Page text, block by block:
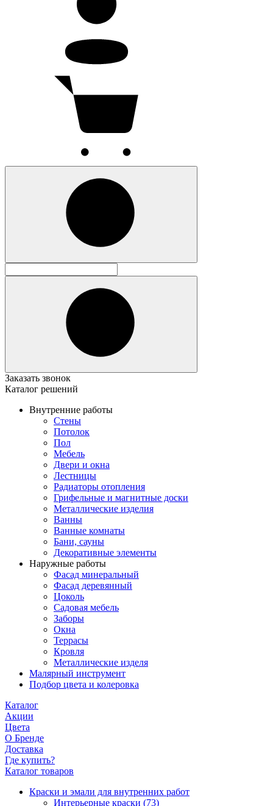
Заказать звонок
Каталог решений
Внутренние работы
Стены
Потолок
Пол
Мебель
Двери и окна
Лестницы
Радиаторы отопления
Грифельные и магнитные доски
Металлические изделия
Ванны
Ванные комнаты
Бани, сауны
Декоративные элементы
Наружные работы
Фасад минеральный
Фасад деревянный
Цоколь
Садовая мебель
Заборы
Окна
Террасы
Кровля
Металлические изделя
Малярный инструмент
Подбор цвета и колеровка
Каталог
Акции
Цвета
О Бренде
Доставка
Где купить?
Каталог товаров
Краски и эмали для внутренних работ
Интерьерные краски (73)